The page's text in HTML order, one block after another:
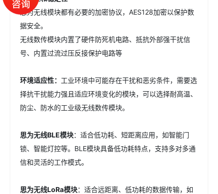
思为无线模块都有必要的加密协议，AES128加密以保护数
据安全。
无线数传模块内置了硬件防死机电路、抵抗外部强干扰信
号、内置过流过压反接保护电路等
环境适应性： 工业环境中可能存在干扰和恶劣条件，需要选
择抗干扰能力强且适应环境变化的模块，可以选择耐高温、
防尘、防水的工业级无线数传模块。
思为无线BLE模块：适合低功耗、短距离应用，如智能门
锁、智能灯控等。BLE模块具备低功耗特点，支持多对多通
信和灵活的工作模式。
思为无线LoRa模块：适合远距离、低功耗的数据传输，如